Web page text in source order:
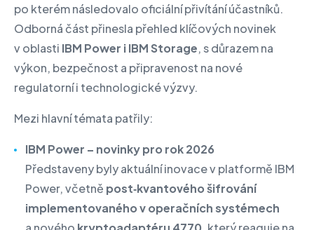
po kterém následovalo oficiální přivítání účastníků.
Odborná část přinesla přehled klíčových novinek
v oblasti IBM Power i IBM Storage, s důrazem na
výkon, bezpečnost a připravenost na nové
regulatorní i technologické výzvy.
Mezi hlavní témata patřily:
IBM Power – novinky pro rok 2026
Představeny byly aktuální inovace v platformě IBM
Power, včetně post‑kvantového šifrování
implementovaného v operačních systémech